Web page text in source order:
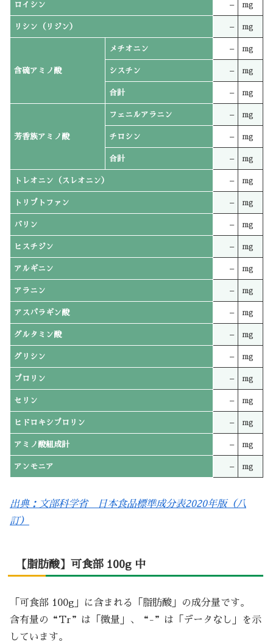
ロイシン – mg
リシン（リジン） – mg
含硫アミノ酸
メチオニン – mg
シスチン – mg
合計 – mg
芳香族アミノ酸
フェニルアラニン – mg
チロシン – mg
合計 – mg
トレオニン（スレオニン） – mg
トリプトファン – mg
バリン – mg
ヒスチジン – mg
アルギニン – mg
アラニン – mg
アスパラギン酸 – mg
グルタミン酸 – mg
グリシン – mg
プロリン – mg
セリン – mg
ヒドロキシプロリン – mg
アミノ酸組成計 – mg
アンモニア – mg
出典：文部科学省 日本食品標準成分表2020年版（八
訂）
【脂肪酸】可食部 100g 中
「可食部 100g」に含まれる「脂肪酸」の成分量です。
含有量の“Tr”は「微量」、“-”は「データなし」を示
しています。